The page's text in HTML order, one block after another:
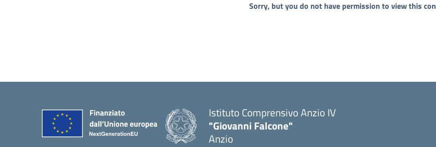
Sorry, but you do not have permission to view this
Istituto Comprensivo Anzio IV
"Giovanni Falcone"
Anzio